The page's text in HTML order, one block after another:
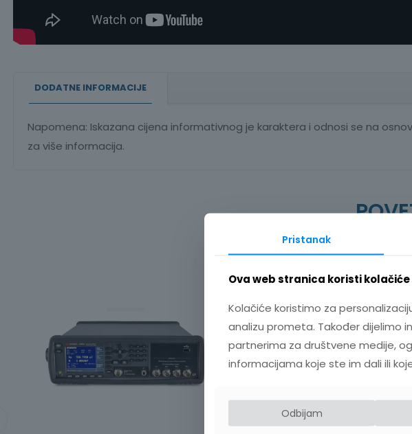
DODATNE INFORMACIJE
Napomena: Iskazana cijena informativnog je karaktera i odnosi se na
za više informacija.
Pristanak
Ova web stranica koristi kolačiće
Kolačiće koristimo za
analizu prometa. Također dijelimo
partnerima za društvene medije,
informacijama koje ste im dali ili
Odbijam